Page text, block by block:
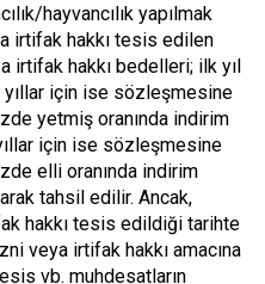
hayvancılık yapılmak
irtifak hakkı tesis edilen
irtifak hakkı bedelleri; ilk yıl
için ise sözleşmesine
yetmiş oranında indirim
için ise sözleşmesine
elli oranında indirim
tahsil edilir. Ancak,
hakkı tesis edildiği tarihte
veya irtifak hakkı amacına
vb. muhdesatların